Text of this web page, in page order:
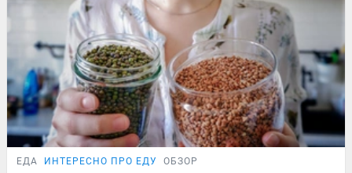
ЕДА ИНТЕРЕСНО ПРО ЕДУ ОБЗОР